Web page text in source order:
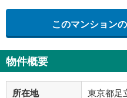
このマンション
物件概要
所在地 東京都足